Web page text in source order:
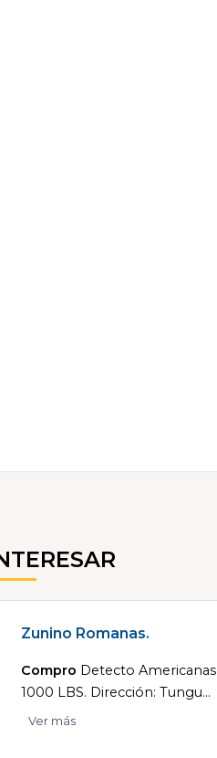
Zunino Romanas.
Compro Detecto Americanas
1000 LBS. Dirección: Tungu...
Ver más